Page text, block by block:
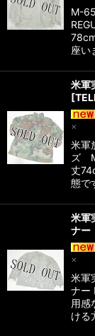
M-
座い
米軍
[
×
米軍
ズ
丈
態で
米軍
ナ
×
米軍
ナ
用感
ける